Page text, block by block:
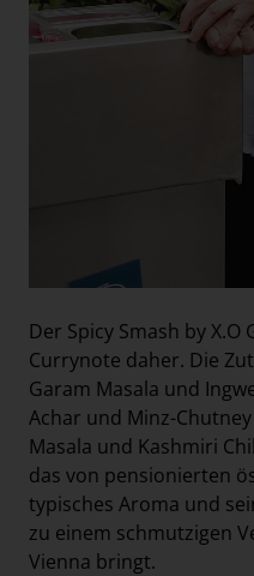
Der Spicy Smash by
Currynote daher. Die
Garam Masala und
Achar und Minz-
Masala und Kashmiri
das von pensionierten
typisches Aroma und
zu einem schmutzigen
Vienna bringt.